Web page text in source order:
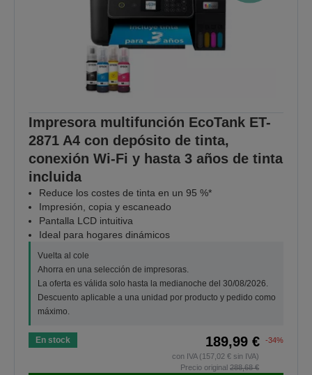
Impresora multifunción EcoTank ET-
2871 A4 con depósito de tinta,
conexión Wi-Fi y hasta 3 años de tinta
incluida
Reduce los costes de tinta en un 95 %*
Impresión, copia y escaneado
Pantalla LCD intuitiva
Ideal para hogares dinámicos
Vuelta al cole
Ahorra en una selección de impresoras.
La oferta es válida solo hasta la medianoche del 30/08/2026.
Descuento aplicable a una unidad por producto y pedido como
máximo.
En stock 189,99 €
-34%
con IVA (157,02 € sin IVA)
Precio original 288,68 €